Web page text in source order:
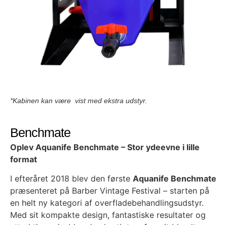
*Kabinen kan være vist med ekstra udstyr.
Benchmate
Oplev Aquanife Benchmate – Stor ydeevne i lille
format
I efteråret 2018 blev den første Aquanife Benchmate
præsenteret på Barber Vintage Festival – starten på
en helt ny kategori af overfladebehandlingsudstyr.
Med sit kompakte design, fantastiske resultater og